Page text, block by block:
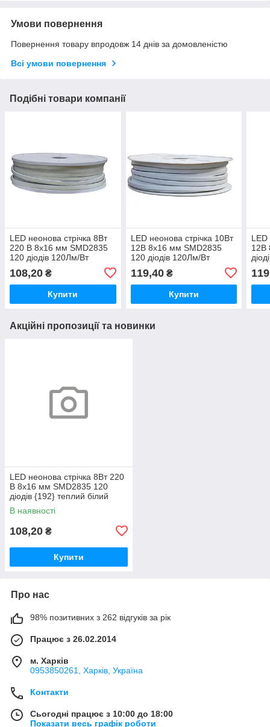
Умови повернення
Повернення товару впродовж 14 днів за домовленістю
Всі умови повернення
Подібні товари компанії
LED неонова стрічка 8Вт
220 В 8х16 мм SMD2835
120 діодів 120Лм/Вт
теплий білий 3000K, серія
Neon, гарантія 3 роки
108,20 ₴
Купити
LED неонова стрічка 10Вт
12В 8х16 мм SMD2835
120 діодів 120Лм/Вт
серія Neon, гарантія 3
роки
119,40₴
Купити
LED
12В
Акційні пропозиції та новинки
LED неонова стрічка 8Вт 220
В 8х16 мм SMD2835 120
діодів {192} теплий білий
3000K, серія Neon, гарантія 3
роки
В наявності
108,20 ₴
Купити
Про нас
98% позитивних з 262 відгуків за рік
Працює з 26.02.2014
м. Харків
0953850261, Харків, Україна
Контакти
Сьогодні працює з 10:00 до 18:00
Показати весь графік роботи